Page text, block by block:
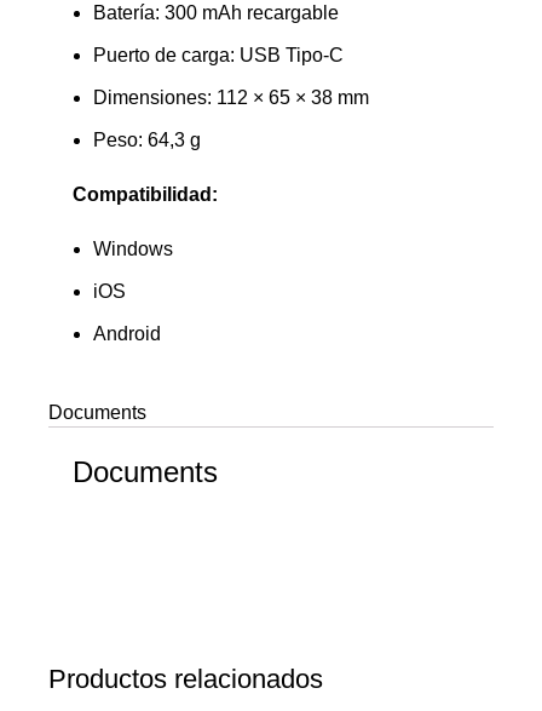
Batería: 300 mAh recargable
Puerto de carga: USB Tipo-C
Dimensiones: 112 × 65 × 38 mm
Peso: 64,3 g
Compatibilidad:
Windows
iOS
Android
Documents
Documents
Productos relacionados